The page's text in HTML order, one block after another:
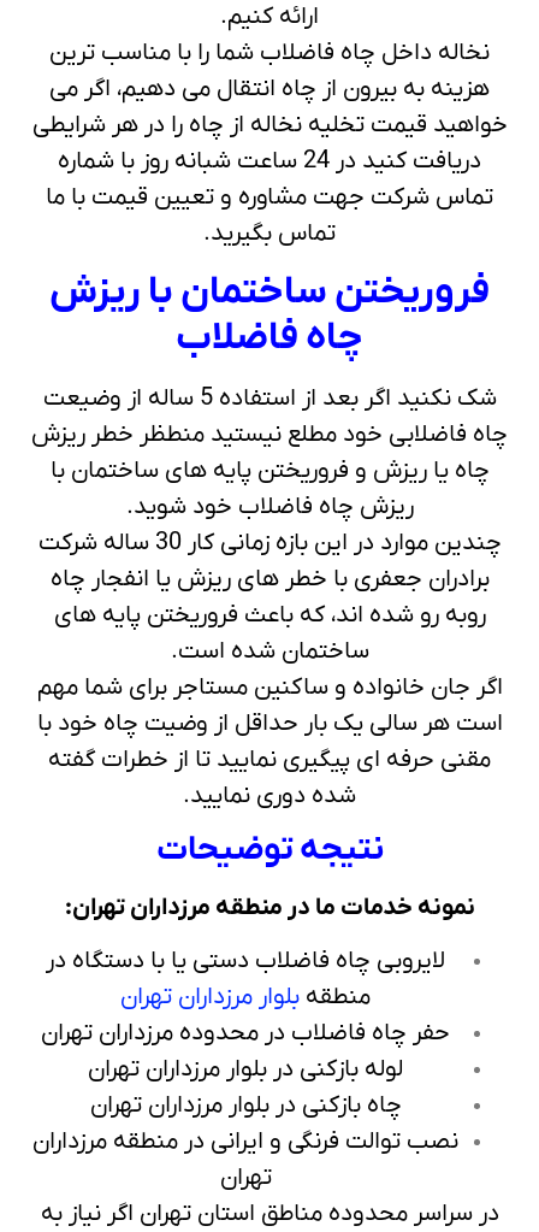
ارائه کنیم.
نخاله داخل چاه فاضلاب شما را با مناسب ترین
هزینه به بیرون از چاه انتقال می دهیم، اگر می
خواهید قیمت تخلیه نخاله از چاه را در هر شرایطی
دریافت کنید در 24 ساعت شبانه روز با شماره
تماس شرکت جهت مشاوره و تعیین قیمت با ما
تماس بگیرید.
فروریختن ساختمان با ریزش
چاه فاضلاب
شک نکنید اگر بعد از استفاده 5 ساله از وضیعت
چاه فاضلابی خود مطلع نیستید منطظر خطر ریزش
چاه یا ریزش و فروریختن پایه های ساختمان با
ریزش چاه فاضلاب خود شوید.
چندین موارد در این بازه زمانی کار 30 ساله شرکت
برادران جعفری با خطر های ریزش یا انفجار چاه
روبه رو شده اند، که باعث فروریختن پایه های
ساختمان شده است.
اگر جان خانواده و ساکنین مستاجر برای شما مهم
است هر سالی یک بار حداقل از وضیت چاه خود با
مقنی حرفه ای پیگیری نمایید تا از خطرات گفته
شده دوری نمایید.
نتیجه توضیحات
نمونه خدمات ما در منطقه مرزداران تهران:
لایروبی چاه فاضلاب دستی یا با دستگاه در
منطقه بلوار مرزداران تهران
حفر چاه فاضلاب در محدوده مرزداران تهران
لوله بازکنی در بلوار مرزداران تهران
چاه بازکنی در بلوار مرزداران تهران
نصب توالت فرنگی و ایرانی در منطقه مرزداران
تهران
در سراسر محدوده مناطق استان تهران اگر نیاز به